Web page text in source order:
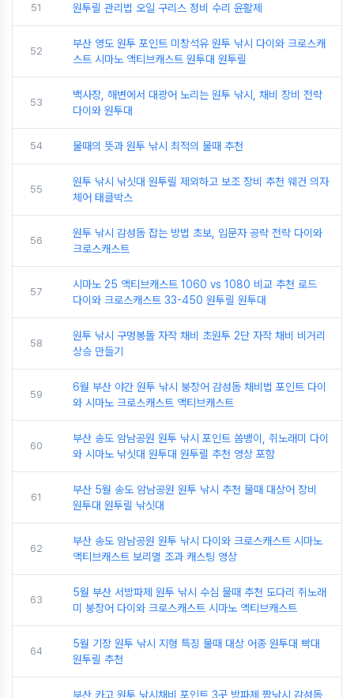
51 원투릴 관리법 오일 구리스 정비 수리 윤활제
52
부산 영도 원투 포인트 미창석유 원투 낚시 다이와 크로스캐
스트 시마노 액티브캐스트 원투대 원투릴
53
백사장, 해변에서 대광어 노리는 원투 낚시, 채비 장비 전략
다이와 원투대
54 물때의 뜻과 원투 낚시 최적의 물때 추천
55
원투 낚시 낚싯대 원투릴 제외하고 보조 장비 추천 웨건 의자
체어 태클박스
56
원투 낚시 감성돔 잡는 방법 초보, 입문자 공략 전략 다이와
크로스캐스트
57
시마노 25 액티브캐스트 1060 vs 1080 비교 추천 로드
다이와 크로스캐스트 33-450 원투릴 원투대
58
원투 낚시 구멍봉돌 자작 채비 초원투 2단 자작 채비 비거리
상승 만들기
59
6월 부산 야간 원투 낚시 붕장어 감성돔 채비법 포인트 다이
와 시마노 크로스캐스트 액티브캐스트
60
부산 송도 암남공원 원투 낚시 포인트 쏨뱅이, 쥐노래미 다이
와 시마노 낚싯대 원투대 원투릴 추천 영상 포함
61
부산 5월 송도 암남공원 원투 낚시 추천 물때 대상어 장비
원투대 원투릴 낚싯대
62
부산 송도 암남공원 원투 낚시 다이와 크로스캐스트 시마노
액티브캐스트 보리멸 조과 캐스팅 영상
63
5월 부산 서방파제 원투 낚시 수심 물때 추천 도다리 쥐노래
미 붕장어 다이와 크로스캐스트 시마노 액티브캐스트
64
5월 기장 원투 낚시 지형 특징 물때 대상 어종 원투대 빡대
원투릴 추천
부산 카고 원투 낚시채비 포인트 3곳 방파제 짬낚시 감성돔